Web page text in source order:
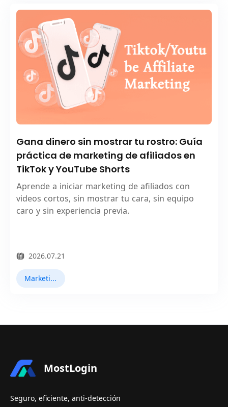
Gana dinero sin mostrar tu rostro: Guía
práctica de marketing de afiliados en
TikTok y YouTube Shorts
Aprende a iniciar marketing de afiliados con
videos cortos, sin mostrar tu cara, sin equipo
caro y sin experiencia previa.
2026.07.21
Marketing en TikTok
MostLogin
Seguro, eficiente, anti-detección